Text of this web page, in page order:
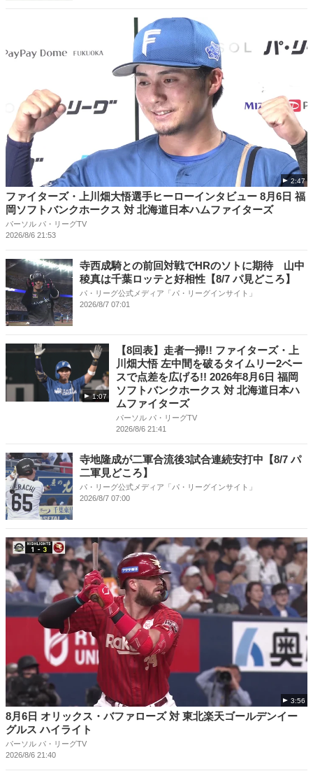
2:47
ファイターズ・上川畑大悟選手ヒーローインタビュー 8月6日 福
岡ソフトバンクホークス 対 北海道日本ハムファイターズ
パーソル パ・リーグTV
2026/8/6 21:53
寺西成騎との前回対戦でHRのソトに期待 山中
稜真は千葉ロッテと好相性【8/7 パ見どころ】
パ・リーグ公式メディア「パ・リーグインサイト」
2026/8/7 07:01
1:07
【8回表】走者一掃!! ファイターズ・上
川畑大悟 左中間を破るタイムリー2ベー
スで点差を広げる!! 2026年8月6日 福岡
ソフトバンクホークス 対 北海道日本ハ
ムファイターズ
パーソル パ・リーグTV
2026/8/6 21:41
寺地隆成が二軍合流後3試合連続安打中【8/7 パ
二軍見どころ】
パ・リーグ公式メディア「パ・リーグインサイト」
2026/8/7 07:00
3:56
8月6日 オリックス・バファローズ 対 東北楽天ゴールデンイー
グルス ハイライト
パーソル パ・リーグTV
2026/8/6 21:40